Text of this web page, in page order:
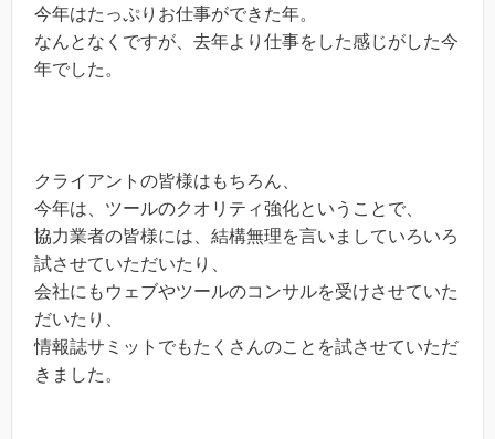
今年はたっぷりお仕事ができた年。
なんとなくですが、去年より仕事をした感じがした今
年でした。
クライアントの皆様はもちろん、
今年は、ツールのクオリティ強化ということで、
協力業者の皆様には、結構無理を言いましていろいろ
試させていただいたり、
会社にもウェブやツールのコンサルを受けさせていた
だいたり、
情報誌サミットでもたくさんのことを試させていただ
きました。